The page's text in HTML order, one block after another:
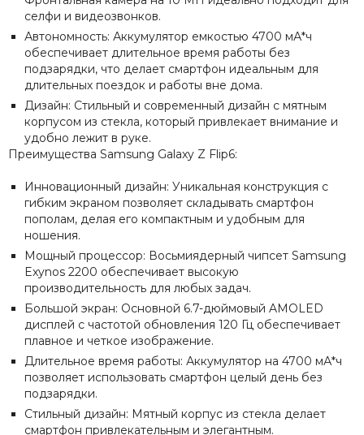
селфи и видеозвонков.
Автономность: Аккумулятор емкостью 4700 мА*ч
обеспечивает длительное время работы без
подзарядки, что делает смартфон идеальным для
длительных поездок и работы вне дома.
Дизайн: Стильный и современный дизайн с мятным
корпусом из стекла, который привлекает внимание и
удобно лежит в руке.
Преимущества Samsung Galaxy Z Flip6:
Инновационный дизайн: Уникальная конструкция с
гибким экраном позволяет складывать смартфон
пополам, делая его компактным и удобным для
ношения.
Мощный процессор: Восьмиядерный чипсет Samsung
Exynos 2200 обеспечивает высокую
производительность для любых задач.
Большой экран: Основной 6.7-дюймовый AMOLED
дисплей с частотой обновления 120 Гц обеспечивает
плавное и четкое изображение.
Длительное время работы: Аккумулятор на 4700 мА*ч
позволяет использовать смартфон целый день без
подзарядки.
Стильный дизайн: Мятный корпус из стекла делает
смартфон привлекательным и элегантным.